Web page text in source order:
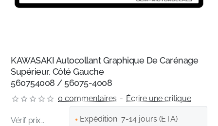
KAWASAKI Autocollant Graphique De Carénage
Supérieur, Côté Gauche
560754008 / 56075-4008
0 commentaires - Écrire une critique
Vérif. prix... Expédition: 7-14 jours (ETA)